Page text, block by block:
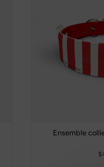
Ensemble